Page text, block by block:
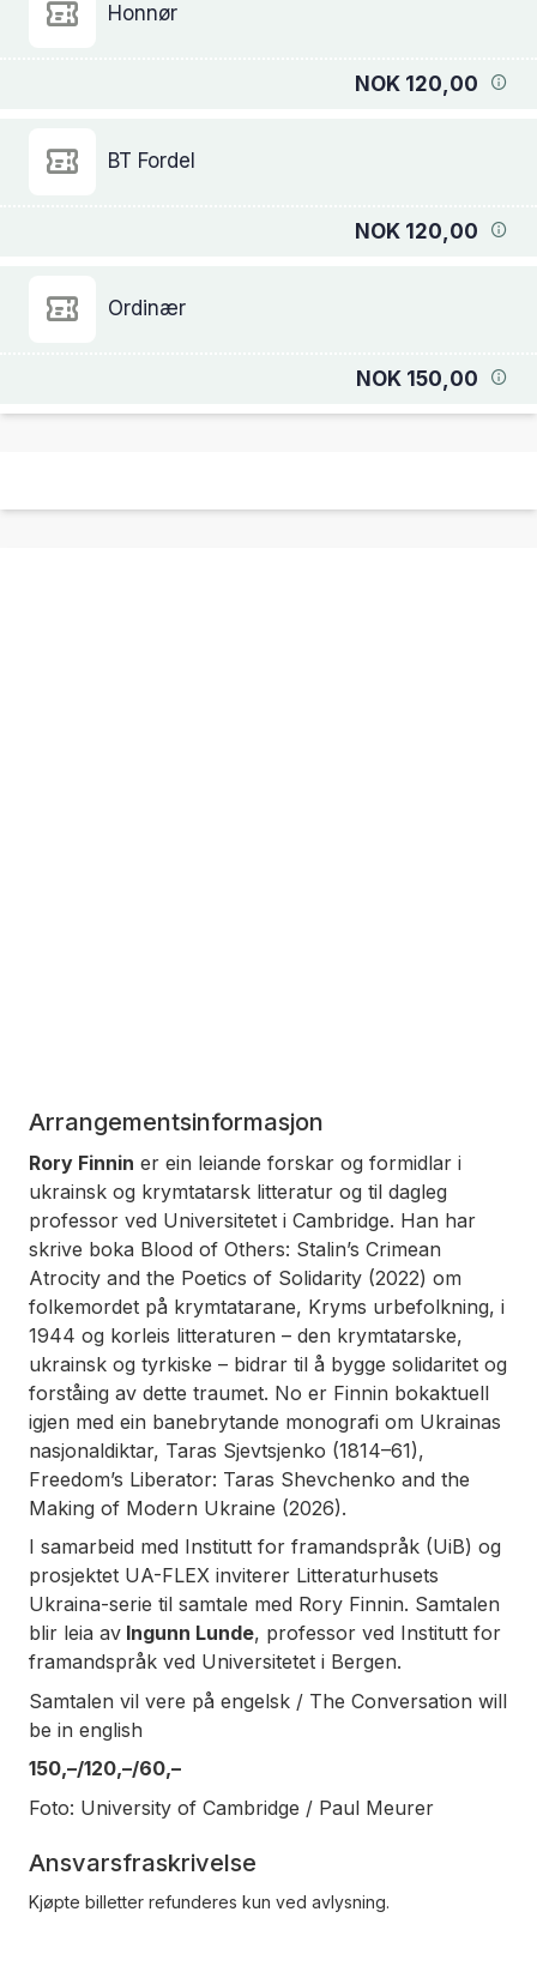
Honnør
NOK 120,00
BT Fordel
NOK 120,00
Ordinær
NOK 150,00
Arrangementsinformasjon
Rory Finnin er ein leiande forskar og formidlar i
ukrainsk og krymtatarsk litteratur og til dagleg
professor ved Universitetet i Cambridge. Han har
skrive boka Blood of Others: Stalin’s Crimean
Atrocity and the Poetics of Solidarity (2022) om
folkemordet på krymtatarane, Kryms urbefolkning, i
1944 og korleis litteraturen – den krymtatarske,
ukrainsk og tyrkiske – bidrar til å bygge solidaritet og
forståing av dette traumet. No er Finnin bokaktuell
igjen med ein banebrytande monografi om Ukrainas
nasjonaldiktar, Taras Sjevtsjenko (1814–61),
Freedom’s Liberator: Taras Shevchenko and the
Making of Modern Ukraine (2026).
I samarbeid med Institutt for framandspråk (UiB) og
prosjektet UA-FLEX inviterer Litteraturhusets
Ukraina-serie til samtale med Rory Finnin. Samtalen
blir leia av Ingunn Lunde, professor ved Institutt for
framandspråk ved Universitetet i Bergen.
Samtalen vil vere på engelsk / The Conversation will
be in english
150,–/120,–/60,–
Foto: University of Cambridge / Paul Meurer
Ansvarsfraskrivelse
Kjøpte billetter refunderes kun ved avlysning.